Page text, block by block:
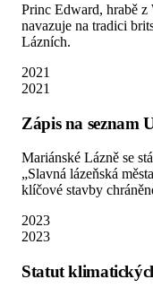
Princ Edward, hrabě z
navazuje na tradici
Lázních.
2021
2021
Zápis na seznam
Mariánské Lázně se
„Slavná lázeňská
klíčové stavby
2023
2023
Statut